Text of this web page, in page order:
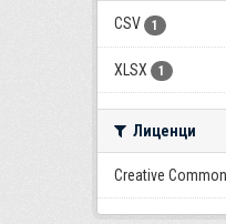
CSV 1
XLSX 1
Лиценци
Creative